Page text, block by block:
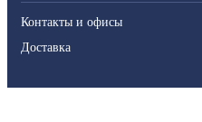
Контакты и офисы
Доставка